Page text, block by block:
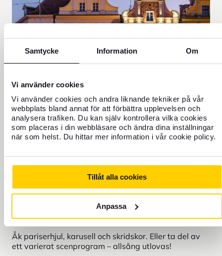
Samtycke Information Om
Vi använder cookies
Vi använder cookies och andra liknande tekniker på vår
webbplats bland annat för att förbättra upplevelsen och
analysera trafiken. Du kan själv kontrollera vilka cookies
som placeras i din webbläsare och ändra dina inställningar
när som helst. Du hittar mer information i vår cookie policy.
Tillåt alla cookies
Anpassa
På Poznańs största julmarknad, Betlejem poznańskie,
kommer man garanterat i julstämning. Här erbjuds
alla de godsaker som förknippas med jul i vintrigt
upplysta miljöer.
Åk pariserhjul, karusell och skridskor. Eller ta del av
ett varierat scenprogram – allsång utlovas!